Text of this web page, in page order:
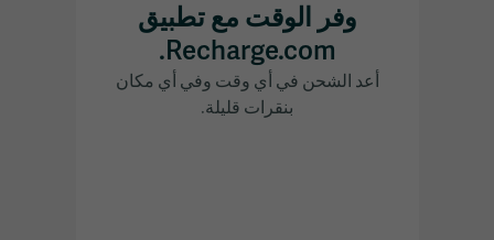
وفر الوقت مع تطبيق
Recharge.com.
أعد الشحن في أي وقت وفي أي مكان
بنقرات قليلة.